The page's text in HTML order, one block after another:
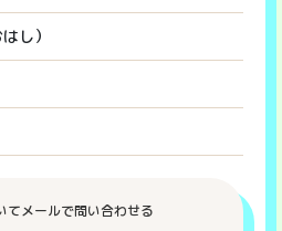
し）
てメールで問い合わせる